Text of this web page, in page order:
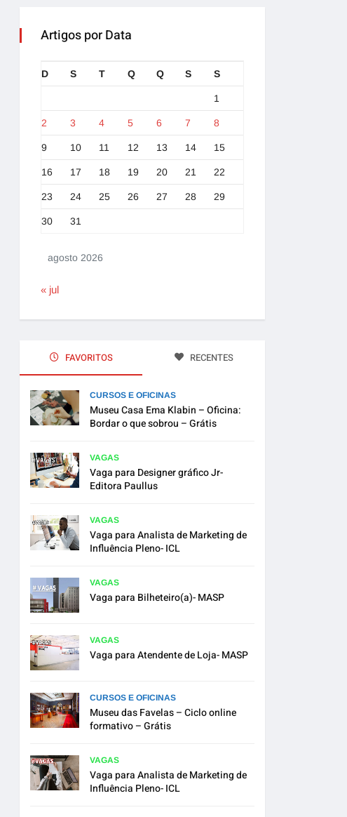
Artigos por Data
agosto 2026
D S T Q Q S S
1
2 3 4 5 6 7 8
9 10 11 12 13 14 15
16 17 18 19 20 21 22
23 24 25 26 27 28 29
30 31
« jul
FAVORITOS RECENTES
CURSOS E OFICINAS
Museu Casa Ema Klabin – Oficina:
Bordar o que sobrou – Grátis
VAGAS
Vaga para Designer gráfico Jr-
Editora Paullus
VAGAS
Vaga para Analista de Marketing de
Influência Pleno- ICL
VAGAS
Vaga para Bilheteiro(a)- MASP
VAGAS
Vaga para Atendente de Loja- MASP
CURSOS E OFICINAS
Museu das Favelas – Ciclo online
formativo – Grátis
VAGAS
Vaga para Analista de Marketing de
Influência Pleno- ICL